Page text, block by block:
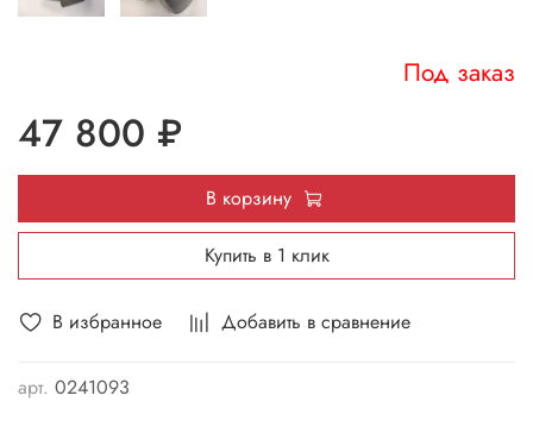
В избранное Добавить в сравнение
арт. 0241093
Под заказ
47 800 ₽
В корзину
Купить в 1 клик